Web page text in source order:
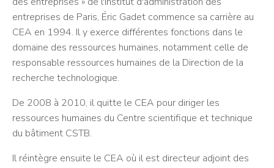
entreprises de Paris, Éric Gadet commence sa carrière au
CEA en 1994. Il y exerce différentes fonctions dans le
domaine des ressources humaines, notamment celle de
responsable ressources humaines de la Direction de la
recherche technologique.
De 2008 à 2010, il quitte le CEA pour diriger les
ressources humaines du Centre scientifique et technique
du bâtiment CSTB.
Il réintègre ensuite le CEA où il est directeur adjoint des